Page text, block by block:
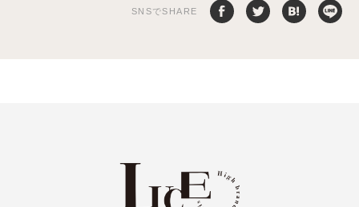
SNSでSHARE